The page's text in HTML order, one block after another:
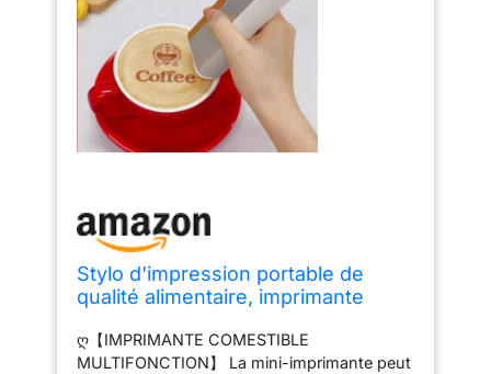
Stylo d'impression portable de
qualité alimentaire, imprimante
numérique impression photo selfie
stylo d'impression léger gâteau
ღ【IMPRIMANTE COMESTIBLE
MULTIFONCTION】 La mini-imprimante peut